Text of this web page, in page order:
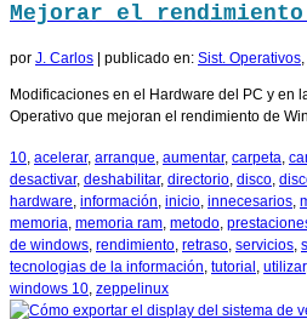
Mejorar el rendimiento
por J. Carlos publicado en: Sist. Operativos,
Modificaciones en el Hardware del PC y en
Operativo que mejoran el rendimiento de
10, acelerar, arranque, aumentar, carpeta,
desactivar, deshabilitar, directorio, disco,
hardware, información, inicio, innecesarios,
memoria, memoria ram, metodo,
de windows, rendimiento, retraso, servicios,
tecnologias de la información, tutorial , utilizar
windows 10, zeppelinux